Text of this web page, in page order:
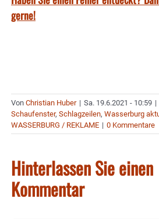
gerne!
Von Christian Huber | Sa. 19.6.2021 - 10:59 |
Schaufenster, Schlagzeilen, Wasserburg
WASSERBURG / REKLAME | 0 Kommentare
Hinterlassen Sie einen
Kommentar